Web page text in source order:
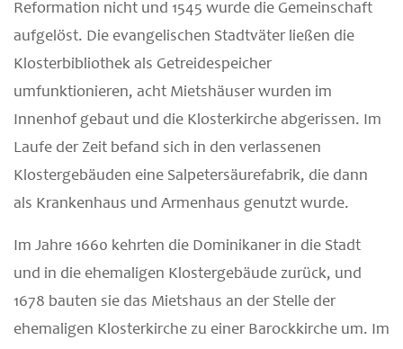
Reformation nicht und 1545 wurde die Gemeinschaft
aufgelöst. Die evangelischen Stadtväter ließen die
Klosterbibliothek als Getreidespeicher
umfunktionieren, acht Mietshäuser wurden im
Innenhof gebaut und die Klosterkirche abgerissen. Im
Laufe der Zeit befand sich in den verlassenen
Klostergebäuden eine Salpetersäurefabrik, die dann
als Krankenhaus und Armenhaus genutzt wurde.
Im Jahre 1660 kehrten die Dominikaner in die Stadt
und in die ehemaligen Klostergebäude zurück, und
1678 bauten sie das Mietshaus an der Stelle der
ehemaligen Klosterkirche zu einer Barockkirche um. Im